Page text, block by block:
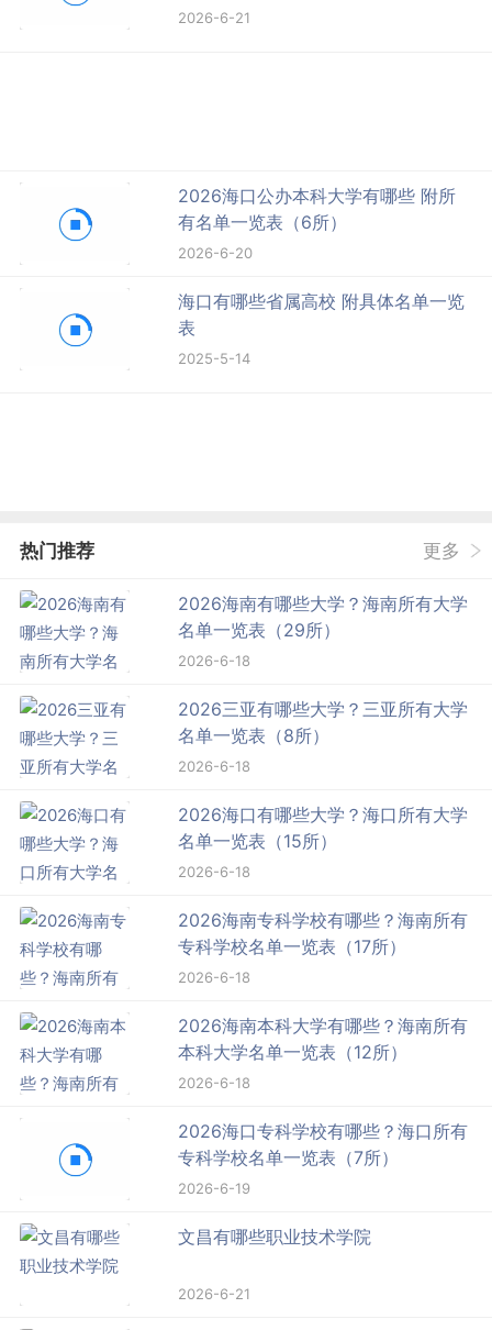
2026-6-21
2026海口公办本科大学有哪些 附所
有名单一览表（6所）
2026-6-20
海口有哪些省属高校 附具体名单一览
表
2025-5-14
热门推荐 更多
2026海南有哪些大学？海南所有大学
名单一览表（29所）
2026-6-18
2026三亚有哪些大学？三亚所有大学
名单一览表（8所）
2026-6-18
2026海口有哪些大学？海口所有大学
名单一览表（15所）
2026-6-18
2026海南专科学校有哪些？海南所有
专科学校名单一览表（17所）
2026-6-18
2026海南本科大学有哪些？海南所有
本科大学名单一览表（12所）
2026-6-18
2026海口专科学校有哪些？海口所有
专科学校名单一览表（7所）
2026-6-19
文昌有哪些职业技术学院
2026-6-21